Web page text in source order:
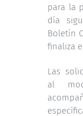
para la
día
Boletín
finaliza
Las
al